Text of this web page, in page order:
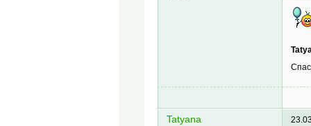
Tatyana